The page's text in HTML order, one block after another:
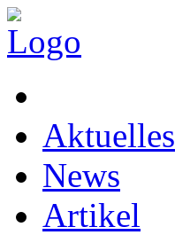
Aktuelles
News
Artikel